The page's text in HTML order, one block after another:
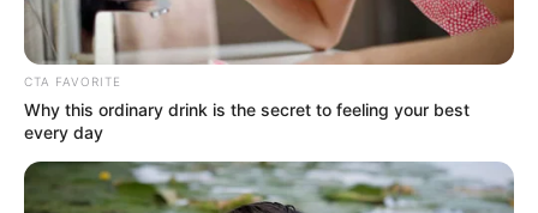
TEMAS DESTACADOS
EMERGENCIAS POR LLUVIAS
FUERTES LLUVIAS
LIGA BETPLAY
METRO DE MEDELLÍN
CORTES DE LUZ
CORTES DE AGUA
CTA FAVORITE
Why this ordinary drink is the secret to feeling your best
every day